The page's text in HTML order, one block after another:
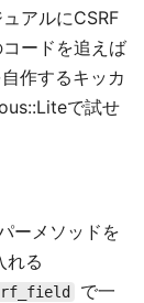
アルにCSRF
ードを追えば
作するキッカ
で試せ
ーメソッドを
れる
で一